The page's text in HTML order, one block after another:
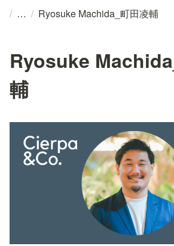
/ / Ryosuke Machida_町田凌輔
Ryosuke
輔